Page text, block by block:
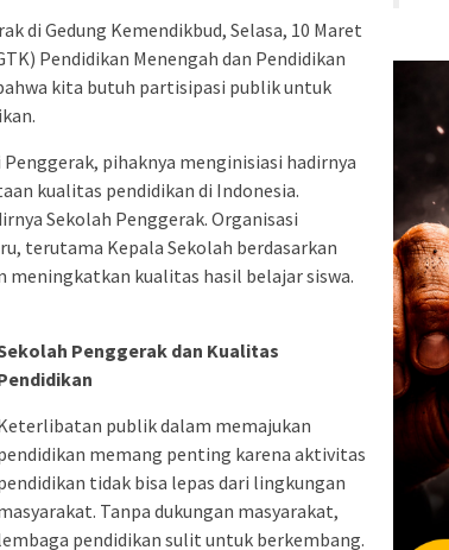
di Gedung Kemendikbud, Selasa, 10 Maret
Pendidikan Menengah dan Pendidikan
kita butuh partisipasi publik untuk
pihaknya menginisiasi hadirnya
kualitas pendidikan di Indonesia.
Sekolah Penggerak. Organisasi
terutama Kepala Sekolah berdasarkan
kualitas hasil belajar siswa.
Penggerak dan Kualitas
publik dalam memajukan
memang penting karena aktivitas
tidak bisa lepas dari lingkungan
Tanpa dukungan masyarakat,
pendidikan sulit untuk berkembang.